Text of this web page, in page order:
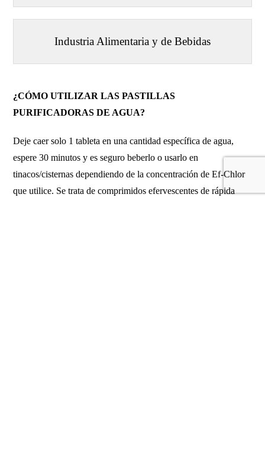
Industria Alimentaria y de Bebidas
¿CÓMO UTILIZAR LAS PASTILLAS
PURIFICADORAS DE AGUA?
Deje caer solo 1 tableta en una cantidad específica de agua,
espere 30 minutos y es seguro beberlo o usarlo en
tinacos/cisternas dependiendo de la concentración de Ef-Chlor
que utilice. Se trata de comprimidos efervescentes de rápida